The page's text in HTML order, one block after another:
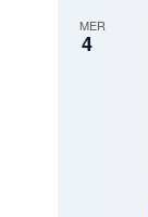
MER
4